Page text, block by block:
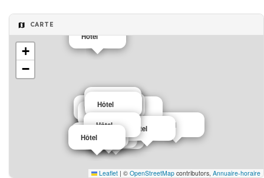
CARTE
Hôtel
Hôtel
Hôtel
Hôtel
Hôtel
Hôtel
Hôtel
Hôtel
Hôtel
Hôtel
Hôtel
Hôtel
Hôtel
Hôtel
Hôtel
Hôtel
+
−
Leaflet | © OpenStreetMap contributors, Annuaire-horaire